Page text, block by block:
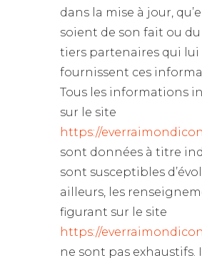
dans la mise à jour,
soient de son fait ou
tiers partenaires qui lui
fournissent ces
Tous les informations
sur le site
https://
sont données à titre
sont susceptibles
ailleurs, les
figurant sur le site
https://
ne sont pas exhaustifs.